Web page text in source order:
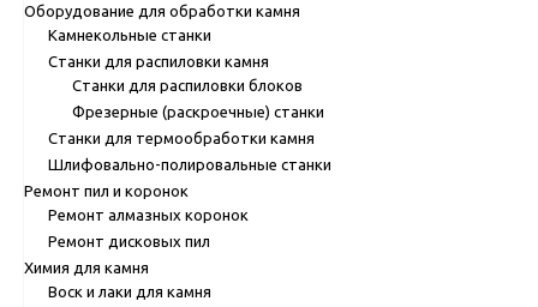
Оборудование для обработки камня
Камнекольные станки
Станки для распиловки камня
Станки для распиловки блоков
Фрезерные (раскроечные) станки
Станки для термообработки камня
Шлифовально-полировальные станки
Ремонт пил и коронок
Ремонт алмазных коронок
Ремонт дисковых пил
Химия для камня
Воск и лаки для камня